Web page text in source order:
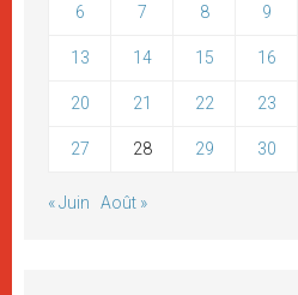
6 7 8 9
13 14 15 16
20 21 22 23
27 28 29 30
« Juin Août »